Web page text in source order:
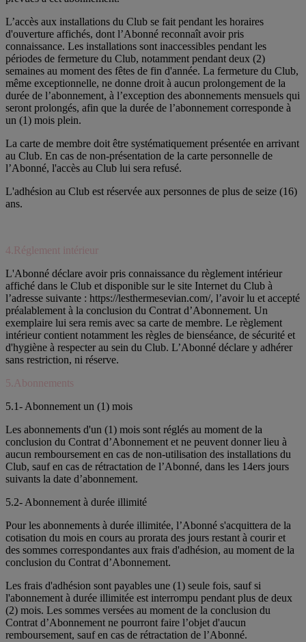
L’accès aux installations du Club se fait pendant les horaires
d'ouverture affichés, dont l’Abonné reconnaît avoir pris
connaissance. Les installations sont inaccessibles pendant les
périodes de fermeture du Club, notamment pendant deux (2)
semaines au moment des fêtes de fin d'année. La fermeture du Club,
même exceptionnelle, ne donne droit à aucun prolongement de la
durée de l’abonnement, à l’exception des abonnements mensuels qui
seront prolongés, afin que la durée de l’abonnement corresponde à
un (1) mois plein.
La carte de membre doit être systématiquement présentée en arrivant
au Club. En cas de non-présentation de la carte personnelle de
l’Abonné, l'accès au Club lui sera refusé.
L'adhésion au Club est réservée aux personnes de plus de seize (16)
ans.
4.Réglement intérieur
L'Abonné déclare avoir pris connaissance du règlement intérieur
affiché dans le Club et disponible sur le site Internet du Club à
l’adresse suivante : https://lesthermesevian.com/, l’avoir lu et accepté
préalablement à la conclusion du Contrat d’Abonnement. Un
exemplaire lui sera remis avec sa carte de membre. Le règlement
intérieur contient notamment les règles de bienséance, de sécurité et
d'hygiène à respecter au sein du Club. L’Abonné déclare y adhérer
sans restriction, ni réserve.
5.Abonnements
5.1- Abonnement un (1) mois
Les abonnements d'un (1) mois sont réglés au moment de la
conclusion du Contrat d’Abonnement et ne peuvent donner lieu à
aucun remboursement en cas de non-utilisation des installations du
Club, sauf en cas de rétractation de l’Abonné, dans les 14ers jours
suivants la date d’abonnement.
5.2- Abonnement à durée illimité
Pour les abonnements à durée illimitée, l’Abonné s'acquittera de la
cotisation du mois en cours au prorata des jours restant à courir et
des sommes correspondantes aux frais d'adhésion, au moment de la
conclusion du Contrat d’Abonnement.
Les frais d'adhésion sont payables une (1) seule fois, sauf si
l'abonnement à durée illimitée est interrompu pendant plus de deux
(2) mois. Les sommes versées au moment de la conclusion du
Contrat d’Abonnement ne pourront faire l’objet d'aucun
remboursement, sauf en cas de rétractation de l’Abonné.